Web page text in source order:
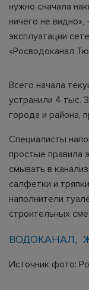
нужно сначала
ничего не видно»,
эксплуатации
«Росводоканал
Всего начала
устранили 4 тыс.
города и района,
Специалисты
простые правила
смывать в
салфетки и
наполнители
строительных
ВОДОКАНАЛ
Источник фото: